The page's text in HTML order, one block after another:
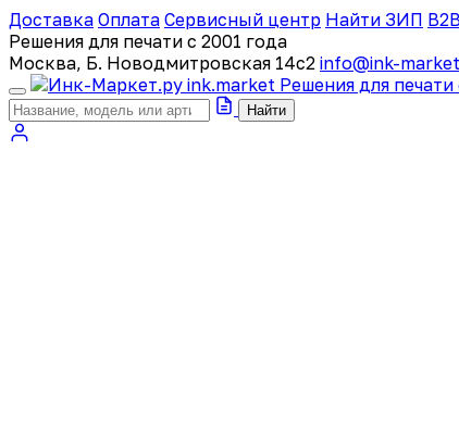
Доставка Оплата Сервисный центр Найти ЗИП
Решения для печати с 2001 года
Москва, Б. Новодмитровская 14с2 info@ink-
ink.market Решения для печати
Найти